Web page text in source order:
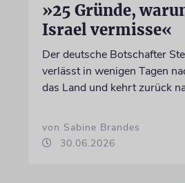
»25 Gründe,
Israel vermisse«
Der deutsche Botschafter
verlässt in wenigen Tagen
das Land und kehrt zurück
von Sabine Brandes
30.06.2026